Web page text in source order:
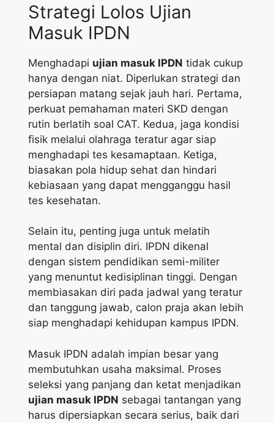
Strategi Lolos Ujian
Masuk IPDN
Menghadapi ujian masuk IPDN tidak cukup
hanya dengan niat. Diperlukan strategi dan
persiapan matang sejak jauh hari. Pertama,
perkuat pemahaman materi SKD dengan
rutin berlatih soal CAT. Kedua, jaga kondisi
fisik melalui olahraga teratur agar siap
menghadapi tes kesamaptaan. Ketiga,
biasakan pola hidup sehat dan hindari
kebiasaan yang dapat mengganggu hasil
tes kesehatan.
Selain itu, penting juga untuk melatih
mental dan disiplin diri. IPDN dikenal
dengan sistem pendidikan semi-militer
yang menuntut kedisiplinan tinggi. Dengan
membiasakan diri pada jadwal yang teratur
dan tanggung jawab, calon praja akan lebih
siap menghadapi kehidupan kampus IPDN.
Masuk IPDN adalah impian besar yang
membutuhkan usaha maksimal. Proses
seleksi yang panjang dan ketat menjadikan
ujian masuk IPDN sebagai tantangan yang
harus dipersiapkan secara serius, baik dari